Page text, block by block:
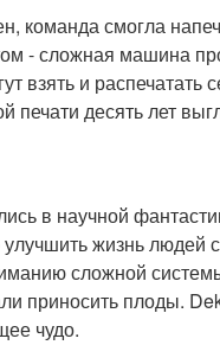
команда смогла
- сложная машина
взять и
печати десять лет
в научной
жизнь людей
сложной
приносить плоды.
чудо.